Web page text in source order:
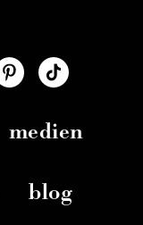
medien
blog